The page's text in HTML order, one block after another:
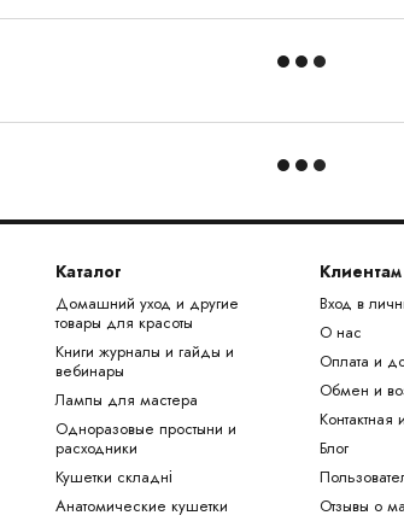
Каталог
Домашний уход и другие
товары для красоты
Книги журналы и гайды и
вебинары
Лампы для мастера
Одноразовые простыни и
расходники
Кушетки складні
Анатомические кушетки
Клиентам
Вход в
О нас
Оплата и
Обмен и
Блог
Отзывы о